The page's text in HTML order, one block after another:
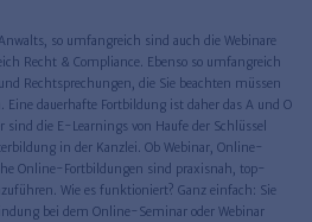
so umfangreich sind auch die Webinare
Recht & Compliance. Ebenso so umfangreich
Rechtsprechungen, die Sie beachten müssen
dauerhafte Fortbildung ist daher das A und O
die E-Learnings von Haufe der Schlüssel
in der Kanzlei. Ob Webinar, Online-
Online-Fortbildungen sind praxisnah, top-
Wie es funktioniert? Ganz einfach: Sie
bei dem Online-Seminar oder Webinar